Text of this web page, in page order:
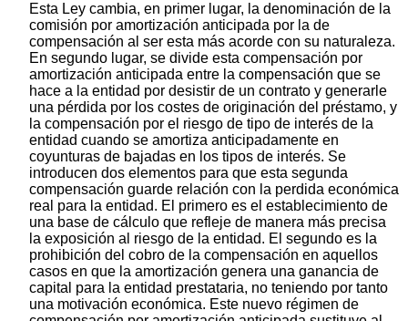
Esta Ley cambia, en primer lugar, la denominación de la
comisión por amortización anticipada por la de
compensación al ser esta más acorde con su naturaleza.
En segundo lugar, se divide esta compensación por
amortización anticipada entre la compensación que se
hace a la entidad por desistir de un contrato y generarle
una pérdida por los costes de originación del préstamo, y
la compensación por el riesgo de tipo de interés de la
entidad cuando se amortiza anticipadamente en
coyunturas de bajadas en los tipos de interés. Se
introducen dos elementos para que esta segunda
compensación guarde relación con la perdida económica
real para la entidad. El primero es el establecimiento de
una base de cálculo que refleje de manera más precisa
la exposición al riesgo de la entidad. El segundo es la
prohibición del cobro de la compensación en aquellos
casos en que la amortización genera una ganancia de
capital para la entidad prestataria, no teniendo por tanto
una motivación económica. Este nuevo régimen de